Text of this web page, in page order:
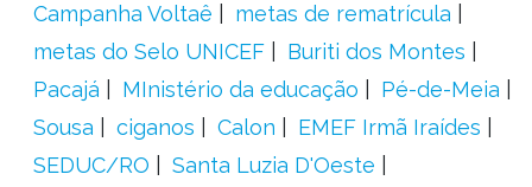
Campanha Voltaê
metas de rematrícula
metas do Selo UNICEF
Buriti dos Montes
Pacajá
MInistério da educação
Pé-de-Meia
Sousa
ciganos Calon
EMEF Irmã Iraídes
SEDUC/RO
Santa Luzia D'Oeste